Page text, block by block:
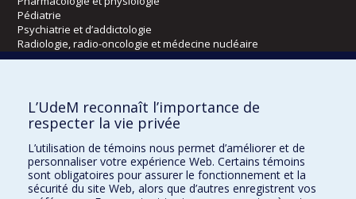
Pédiatrie
Psychiatrie et d’addictologie
Radiologie, radio-oncologie et médecine nucléaire
Kinésiologie et des sciences de l’activité physique
Orthophonie et audiologie
Réadaptation
Directions
L’UdeM reconnaît l’importance de
respecter la vie privée
L’utilisation de témoins nous permet d’améliorer et de
personnaliser votre expérience Web. Certains témoins
sont obligatoires pour assurer le fonctionnement et la
sécurité du site Web, alors que d’autres enregistrent vos